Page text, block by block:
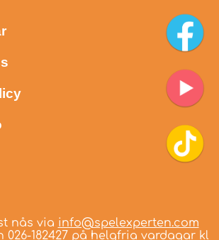
nås via info@spelexperten.com
026-182427 på helgfria vardagar kl